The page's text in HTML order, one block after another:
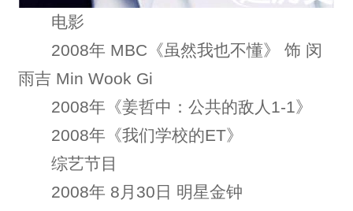
电影
2008年 MBC《虽然我也不懂》 饰 闵
雨吉 Min Wook Gi
2008年《姜哲中：公共的敌人1-1》
2008年《我们学校的ET》
综艺节目
2008年 8月30日 明星金钟